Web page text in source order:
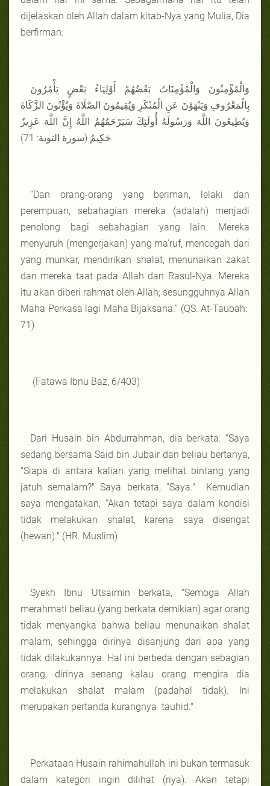
dijelaskan oleh Allah dalam kitab-Nya yang Mulia, Dia
berfirman:
وَالْمُؤْمِنُونَ وَالْمُؤْمِنَاتُ بَعْضُهُمْ أَوْلِيَاءُ بَعْضٍ يَأْمُرُونَ
بِالْمَعْرُوفِ وَيَنْهَوْنَ عَنِ الْمُنْكَرِ وَيُقِيمُونَ الصَّلَاةَ وَيُؤْتُونَ الزَّكَاةَ
وَيُطِيعُونَ اللَّهَ وَرَسُولَهُ أُولَئِكَ سَيَرْحَمُهُمُ اللَّهُ إِنَّ اللَّهَ عَزِيزٌ
حَكِيمٌ (سورة التوبة: 71)
“Dan orang-orang yang beriman, lelaki dan
perempuan, sebahagian mereka (adalah) menjadi
penolong bagi sebahagian yang lain. Mereka
menyuruh (mengerjakan) yang ma'ruf, mencegah dari
yang munkar, mendirikan shalat, menunaikan zakat
dan mereka taat pada Allah dan Rasul-Nya. Mereka
itu akan diberi rahmat oleh Allah; sesungguhnya Allah
Maha Perkasa lagi Maha Bijaksana.” (QS. At-Taubah:
71)
(Fatawa Ibnu Baz, 6/403)
Dari Husain bin Abdurrahman, dia berkata: “Saya
sedang bersama Said bin Jubair dan beliau bertanya,
"Siapa di antara kalian yang melihat bintang yang
jatuh semalam?" Saya berkata, “Saya." Kemudian
saya mengatakan, “Akan tetapi saya dalam kondisi
tidak melakukan shalat, karena saya disengat
(hewan)." (HR. Muslim)
Syekh Ibnu Utsaimin berkata, “Semoga Allah
merahmati beliau (yang berkata demikian) agar orang
tidak menyangka bahwa beliau menunaikan shalat
malam, sehingga dirinya disanjung dari apa yang
tidak dilakukannya. Hal ini berbeda dengan sebagian
orang, dirinya senang kalau orang mengira dia
melakukan shalat malam (padahal tidak). Ini
merupakan pertanda kurangnya tauhid."
Perkataan Husain rahimahullah ini bukan termasuk
dalam kategori ingin dilihat (riya). Akan tetapi